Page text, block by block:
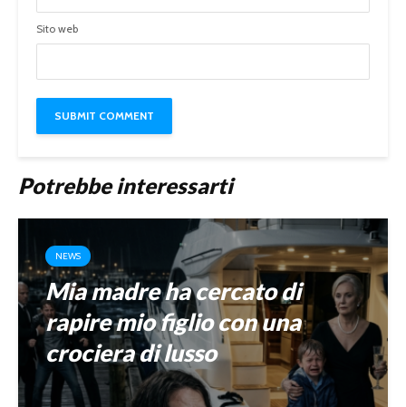
Sito web
Potrebbe interessarti
NEWS
Mia madre ha cercato di
rapire mio figlio con una
crociera di lusso